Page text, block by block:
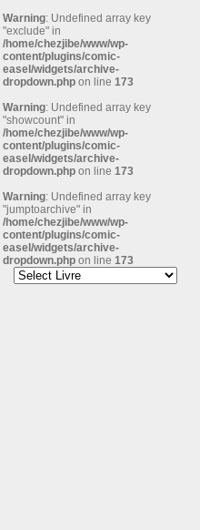
Warning: Undefined array key
"exclude" in
/home/chezjibe/www/wp-
content/plugins/comic-
easel/widgets/archive-
dropdown.php on line 173
Warning: Undefined array key
"showcount" in
/home/chezjibe/www/wp-
content/plugins/comic-
easel/widgets/archive-
dropdown.php on line 173
Warning: Undefined array key
"jumptoarchive" in
/home/chezjibe/www/wp-
content/plugins/comic-
easel/widgets/archive-
dropdown.php on line 173